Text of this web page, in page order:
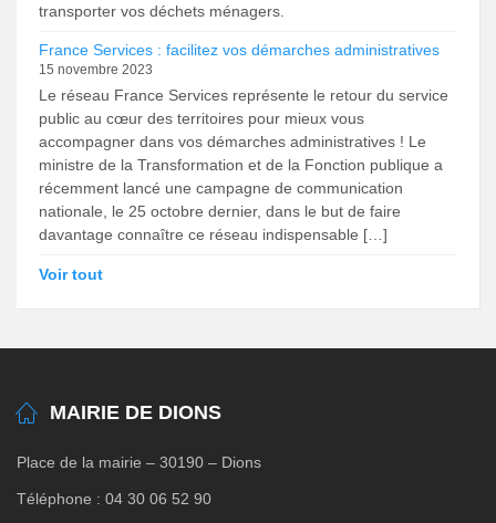
transporter vos déchets ménagers.
France Services : facilitez vos démarches administratives
15 novembre 2023
Le réseau France Services représente le retour du service
public au cœur des territoires pour mieux vous
accompagner dans vos démarches administratives ! Le
ministre de la Transformation et de la Fonction publique a
récemment lancé une campagne de communication
nationale, le 25 octobre dernier, dans le but de faire
davantage connaître ce réseau indispensable […]
Voir tout
MAIRIE DE DIONS
Place de la mairie – 30190 – Dions
Téléphone : 04 30 06 52 90